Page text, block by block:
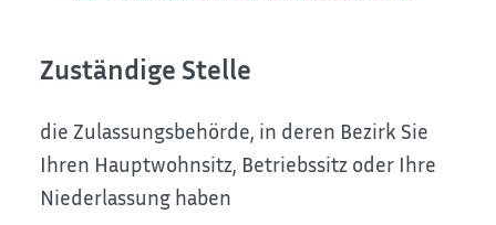
Zuständige Stelle
die Zulassungsbehörde, in deren Bezirk Sie
Ihren Hauptwohnsitz, Betriebssitz oder Ihre
Niederlassung haben